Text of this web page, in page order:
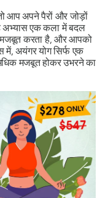
आप अपने पैरों और जोड़ों
अभ्यास एक कला में बदल
मजबूत करता है, और आपको
अयंगर योग सिर्फ एक
मजबूत होकर उभरने का